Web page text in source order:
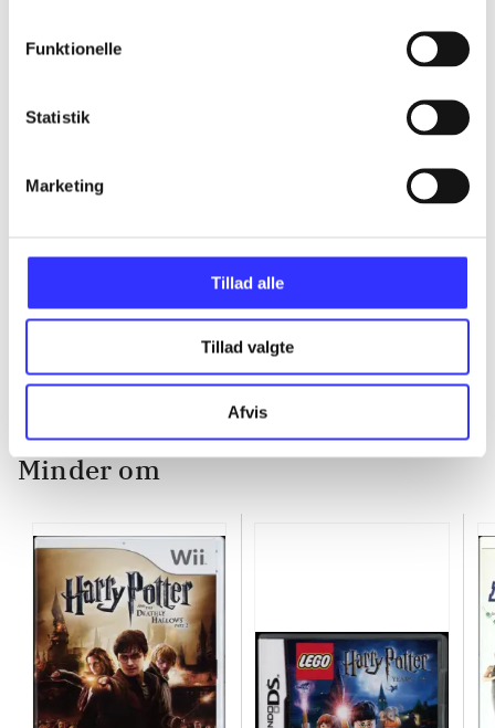
Funktionelle
Statistik
Marketing
Tillad alle
Tillad valgte
Afvis
...
Minder om